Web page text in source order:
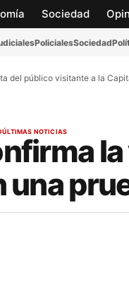
Sociedad
PolicialesSociedad
del público visitante a la
ÚLTIMAS NOTICIAS
una